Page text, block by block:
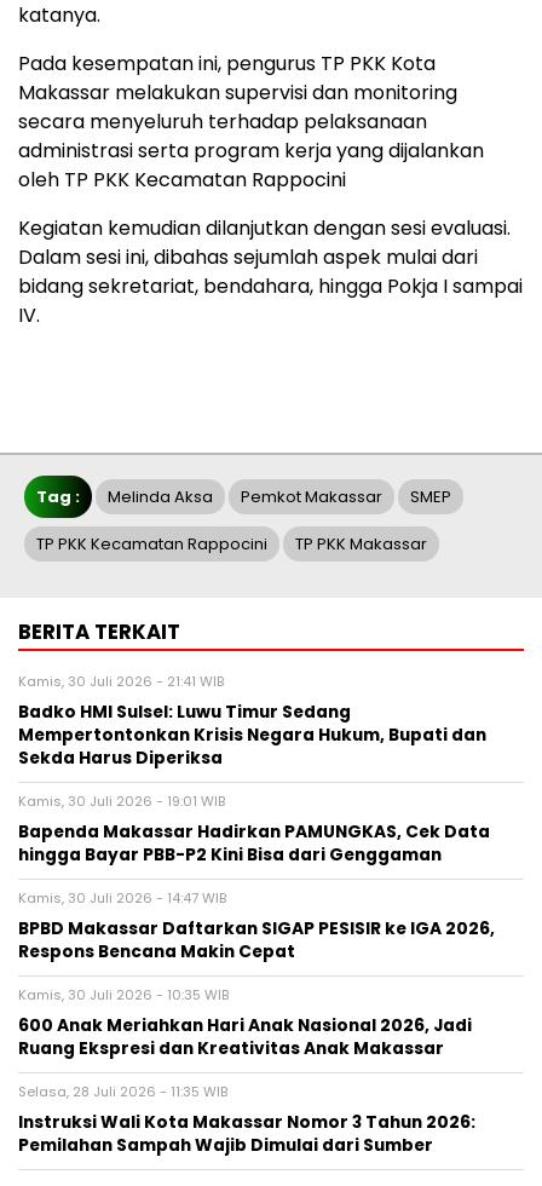
katanya.
Pada kesempatan ini, pengurus TP PKK Kota
Makassar melakukan supervisi dan monitoring
secara menyeluruh terhadap pelaksanaan
administrasi serta program kerja yang dijalankan
oleh TP PKK Kecamatan Rappocini
Kegiatan kemudian dilanjutkan dengan sesi evaluasi.
Dalam sesi ini, dibahas sejumlah aspek mulai dari
bidang sekretariat, bendahara, hingga Pokja I sampai
IV.
Tag : Melinda Aksa Pemkot Makassar SMEP
TP PKK Kecamatan Rappocini TP PKK Makassar
BERITA TERKAIT
Kamis, 30 Juli 2026 - 21:41 WIB
Badko HMI Sulsel: Luwu Timur Sedang
Mempertontonkan Krisis Negara Hukum, Bupati dan
Sekda Harus Diperiksa
Kamis, 30 Juli 2026 - 19:01 WIB
Bapenda Makassar Hadirkan PAMUNGKAS, Cek Data
hingga Bayar PBB-P2 Kini Bisa dari Genggaman
Kamis, 30 Juli 2026 - 14:47 WIB
BPBD Makassar Daftarkan SIGAP PESISIR ke IGA 2026,
Respons Bencana Makin Cepat
Kamis, 30 Juli 2026 - 10:35 WIB
600 Anak Meriahkan Hari Anak Nasional 2026, Jadi
Ruang Ekspresi dan Kreativitas Anak Makassar
Selasa, 28 Juli 2026 - 11:35 WIB
Instruksi Wali Kota Makassar Nomor 3 Tahun 2026:
Pemilahan Sampah Wajib Dimulai dari Sumber